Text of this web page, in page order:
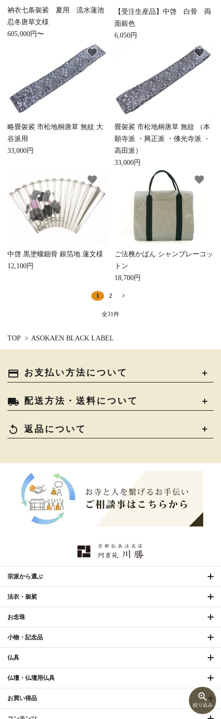
衲衣七条袈裟 夏用 流水蓮池
忍冬唐草文様
605,000円〜
【受注生産品】中啓 白骨 両
面銀色
6,050円
略畳袈裟 市松地桐唐草 無紋 大
谷派用
33,000円
favorite
畳袈裟 市松地桐唐草 無紋 （本
願寺派 ・興正派 ・佛光寺派 ・
高田派）
33,000円
favorite
中啓 黒塗螺鈿骨 銀箔地 蓮文様
12,100円
favorite
ご法務かばん シャンブレーコッ
トン
18,700円
favorite
1 2 >
全31件
TOP > ASOKAEN BLACK LABEL
zoom_in
絞り込み
payment お支払い方法について
local_shipping 配送方法・送料について
replay 返品について
宗派から選ぶ
法衣・袈裟
お念珠
小物・記念品
仏具
仏壇・仏壇用仏具
お買い得品